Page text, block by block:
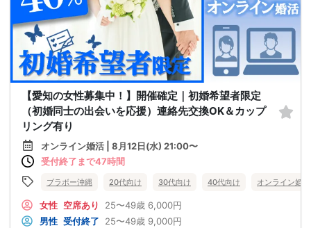
【愛知の女性募集中！】開催確定｜初婚希望者限定
（初婚同士の出会いを応援）連絡先交換OK＆カップ
リング有り
オンライン婚活 | 8月12日(水) 21:00〜
受付終了まで47時間
ブラボー沖縄 20代向け 30代向け 40代向け オンライン婚活
女性 空席あり 25〜49歳 6,000円
男性 受付終了 25〜49歳 9,000円